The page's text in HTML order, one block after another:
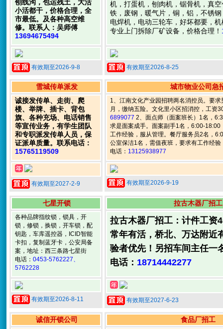
刨线沟，包运残土，大活
小活都干，价格合理，全
市最低。及各种高空维
修。联系人：吴师傅
13694675494
有效期至2026-9-8
机，打蛋机，刨肉机，锯骨机，真
铁，废钢，暖气片，铜，铝，不锈
电焊机，电动三轮车，好坏都要，
专业上门拆除厂矿设备，价格合理！
有效期至2026-8-25
雪城传单派发
诚接发传单、走街、爬
楼、举牌、插卡、背包
旗、各种充场、电话销售
等宣传业务，有学生团队
和专职派发传单人员，保
证派单质量。联系电话：
15765119509
有效期至2027-2-9
城市物业公司急
1、江南文化产业园招聘两名消控员。要
月，缴纳五险。文化里小区招消控，工资
6899077 2、面点师（面案班长）1名，
求是面案成手。面案副手1名，6:00-18:00
工作经验，服从管理。餐厅服务员2名，
公室保洁1名，需值夜班，要求有工作经
电话： 13125938977
有效期至2026-9-19
七星开锁
各种品牌指纹锁，锁具，开
锁，修锁，换锁，开车锁，配
钥匙，车库遥控器，ICID智能
卡扣，复制蓝牙卡，公安局备
案，地址：西三条路七星街
电话： 0453-5762227、
5762228
有效期至2026-8-11
拉古木器厂招工
拉古木器厂招工：计件工资
常年有活，桥北、万达附近
验者优先！另招车间主任一
电话： 18714442277
有效期至2027-6-23
诚信开锁公司
食品厂招工